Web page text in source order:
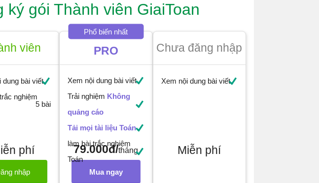
ký gói Thành viên GiaiToan
viên
dung bài viết
nghiệm
phí
nhập
Phổ biến nhất
PRO
Xem nội dung bài viết
Trải nghiệm Không
quảng cáo
Tải mọi tài liệu Toán
làm bài trắc nghiệm
Toán
79.000đ/tháng
Mua ngay
Chưa đăng nhập
Xem nội dung bài viết
Miễn phí